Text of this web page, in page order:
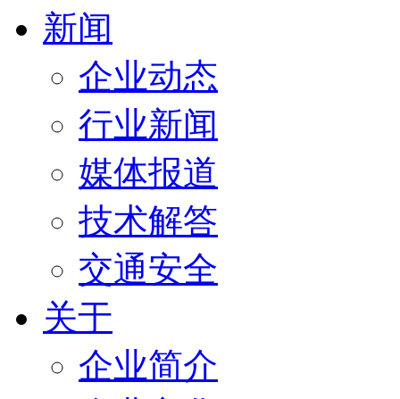
新闻
企业动态
行业新闻
媒体报道
技术解答
交通安全
关于
企业简介